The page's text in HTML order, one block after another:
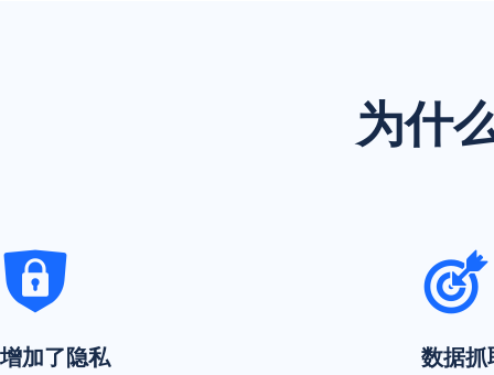
为什
增加了隐私 数据抓